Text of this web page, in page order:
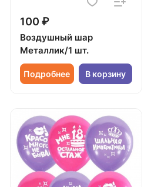
100 ₽
Воздушный шар
Металлик/1 шт.
Подробнее В корзину